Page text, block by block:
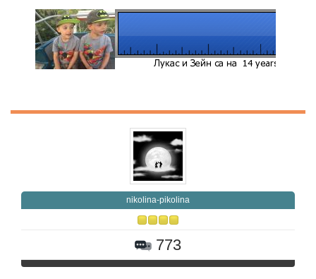
nikolina-pikolina
773